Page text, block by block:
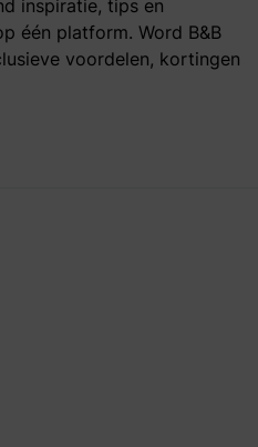
inspiratie, tips en
één platform. Word B&B
voordelen, kortingen